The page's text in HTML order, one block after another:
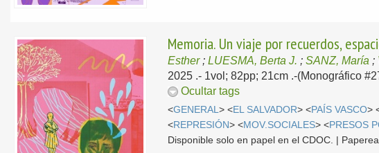
Memoria. Un viaje por recuerdos,
Esther;LUESMA, Berta J. ;SANZ, María ;
2025 .- 1vol; 82pp; 21cm .-(Monográfico
Ocultar tags
<GENERAL> <EL SALVADOR> <PAÍS VASCO>
<REPRESIÓN> <MOV.SOCIALES> <PRESOS
Disponible solo en papel en el CDOC. |